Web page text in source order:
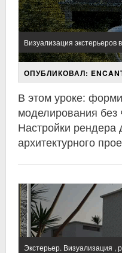
Визуализация экстерьеров
ОПУБЛИКОВАЛ:
В этом уроке:
моделирования
Настройки рендера
архитектурного
Экстерьер. Визуализация ,